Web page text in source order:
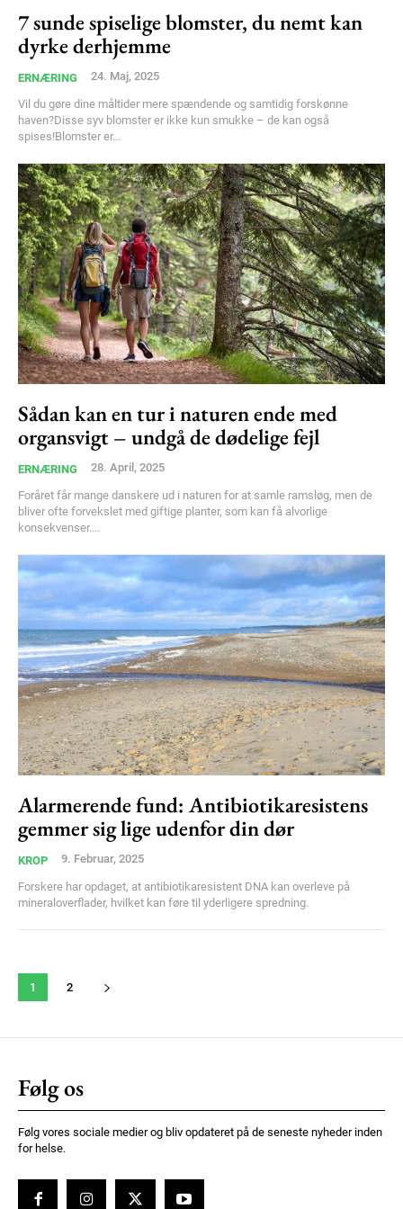
Member full access
100DKK / year
Etiam est nibh, lobortis sit
Praesent euismod ac
Ut mollis pellentesque tortor
Nullam eu erat condimentum
Donec quis est ac felis
Orci varius natoque dolor
YEARLY PRICING MONTHLY PRICING
7 sunde spiselige blomster, du nemt kan
dyrke derhjemme
ERNÆRING 24. Maj, 2025
Vil du gøre dine måltider mere spændende og samtidig forskønne
haven?Disse syv blomster er ikke kun smukke – de kan også
spises!Blomster er...
Sådan kan en tur i naturen ende med
organsvigt – undgå de dødelige fejl
ERNÆRING 28. April, 2025
Foråret får mange danskere ud i naturen for at samle ramsløg, men de
bliver ofte forvekslet med giftige planter, som kan få alvorlige
konsekvenser....
Alarmerende fund: Antibiotikaresistens
gemmer sig lige udenfor din dør
KROP 9. Februar, 2025
Forskere har opdaget, at antibiotikaresistent DNA kan overleve på
mineraloverflader, hvilket kan føre til yderligere spredning.
1 2
Følg os
Følg vores sociale medier og bliv opdateret på de seneste nyheder inden
for helse.